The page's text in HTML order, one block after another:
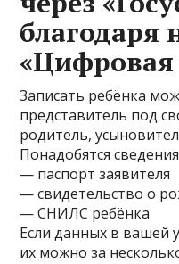
благодаря
Записать ребёнка
представитель под
родитель,
Понадобятся
— паспорт заявителя
— свидетельство о
— СНИЛС ребёнка
Если данных в вашей
их можно за